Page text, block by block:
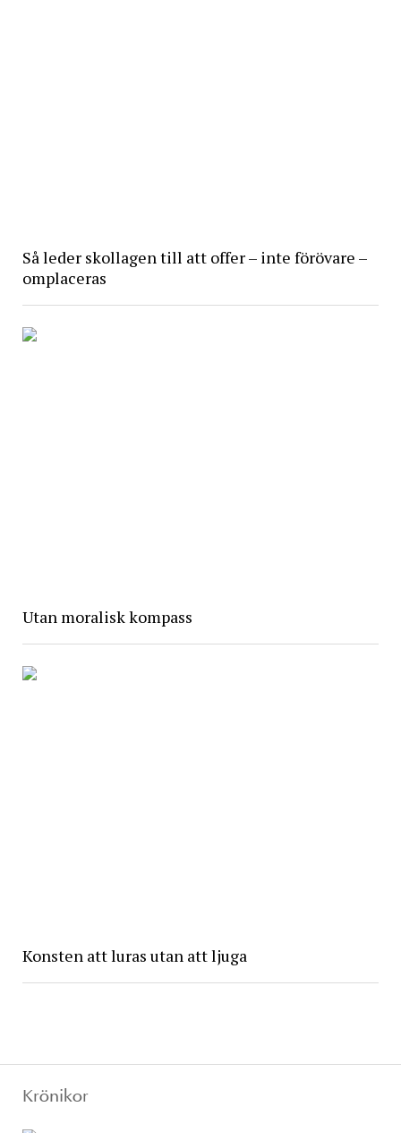
Så leder skollagen till att offer – inte förövare –
omplaceras
Utan moralisk kompass
Konsten att luras utan att ljuga
Krönikor